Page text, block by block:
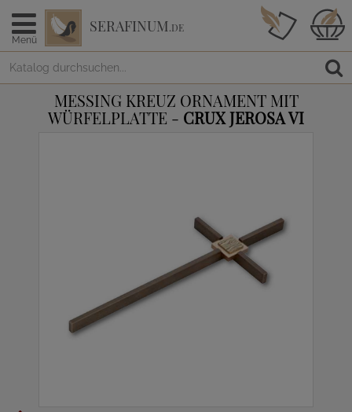
Menü
SERAFINUM.DE
MESSING KREUZ ORNAMENT MIT
WÜRFELPLATTE - CRUX JEROSA VI